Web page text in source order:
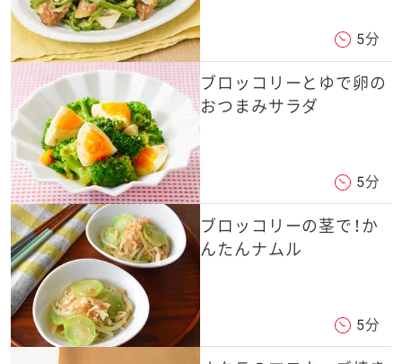
5分
ブロッコリーとゆで卵の
おつまみサラダ
5分
ブロッコリーの茎で！か
んたんナムル
5分